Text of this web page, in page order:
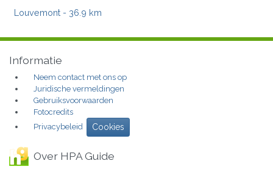
Louvemont - 36.9 km
Informatie
Neem contact met ons op
Juridische vermeldingen
Gebruiksvoorwaarden
Fotocredits
Privacybeleid
Cookies
Over HPA Guide